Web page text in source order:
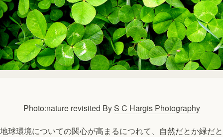
Photo:nature revisited ByS C Hargis Photography
地球環境についての関心が高まるにつれて、自然だとか緑だと